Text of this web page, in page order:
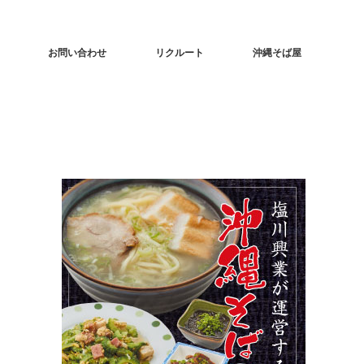
お問い合わせ リクルート 沖縄そば屋